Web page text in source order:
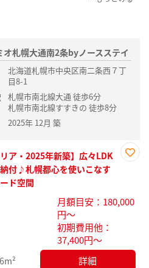
オ札幌大通南2条byノースステイ
北海道札幌市中央区南二条西７丁
目8-1
札幌市南北線大通 徒歩6分
札幌市南北線すすきの 徒歩8分
2025年 12月 築
録
リア・2025年新築】広々LDK
付♪札幌都心を使いこなす
ド空間
月額目安：180,000
円～
初期費用他：
37,400円～
詳細